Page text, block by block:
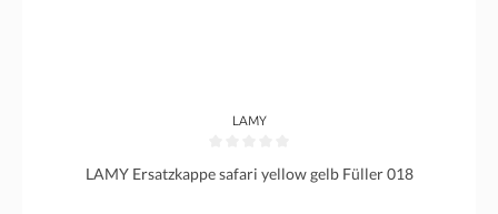
LAMY
LAMY Ersatzkappe safari yellow gelb Füller 018